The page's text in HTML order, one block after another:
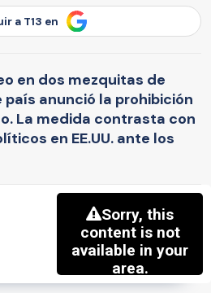
a T13 en
en dos mezquitas de
país anunció la prohibición
La medida contrasta con
en EE.UU. ante los